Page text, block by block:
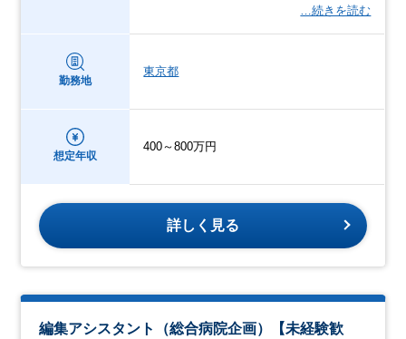
…続きを読む
勤務地
東京都
想定年収
400～800万円
詳しく見る
編集アシスタント（総合病院企画）【未経験歓